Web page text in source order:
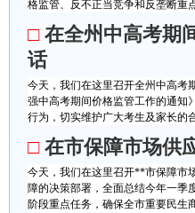
格监管、反不正当竞争和反垄断重
□ 在全州中高考期
话
今天，我们在这里召开全州中高考
强中高考期间价格监管工作的通知
行为，切实维护广大考生及家长的
□ 在市保障市场供
今天，我们在这里召开**市保障市
障的决策部署，全面总结今年一季
阶段重点任务，确保全市重要民生